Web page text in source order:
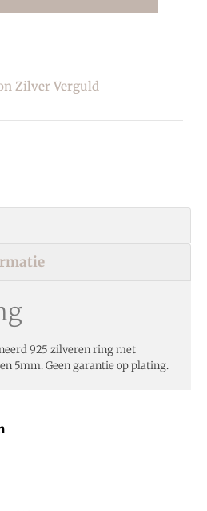
Zilver Verguld
925 zilveren ring met
5mm. Geen garantie op plating.